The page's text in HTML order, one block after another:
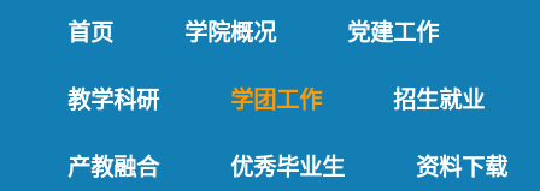
首页 学院概况 党建工作
教学科研 学团工作 招生就业
产教融合 优秀毕业生 资料下载